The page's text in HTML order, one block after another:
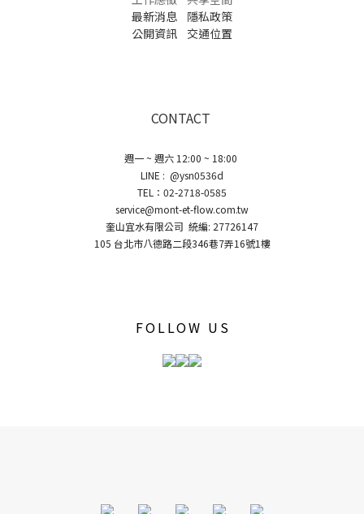
最新消息
隱私政策
公開資訊
交通位置
CONTACT
週一 ~ 週六 12:00 ~ 18:00
LINE : @ysn0536d
TEL：02-2718-0585
service@mont-et-flow.com.tw
奎山宜水有限公司 統編: 27726147
105 台北市八德路二段346巷7弄16號1樓
FOLLOW US